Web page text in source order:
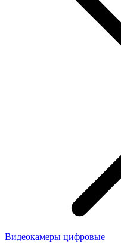
Видеокамеры цифровые